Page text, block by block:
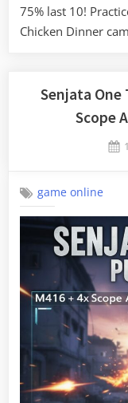
75% last 10!
Chicken Dinner
Senjata One
Scope
game online